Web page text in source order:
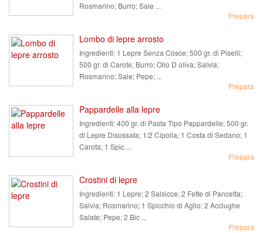
Rosmarino; Burro; Sale ...
Prepara
Lombo di lepre arrosto
Ingredienti: 1 Lepre Senza Cosce; 500 gr. di Piselli;
500 gr. di Carote; Burro; Olio D oliva; Salvia;
Rosmarino; Sale; Pepe; ...
Prepara
Pappardelle alla lepre
Ingredienti:400 gr. di Pasta Tipo Pappardelle; 500 gr.
di Lepre Disossata; 1/2 Cipolla; 1 Costa di Sedano; 1
Carota; 1 Spic ...
Prepara
Crostini di lepre
Ingredienti: 1 Lepre; 2 Salsicce; 2 Fette di Pancetta;
Salvia; Rosmarino; 1 Spicchio di Aglio; 2 Acciughe
Salate; Pepe; 2 Bic ...
Prepara